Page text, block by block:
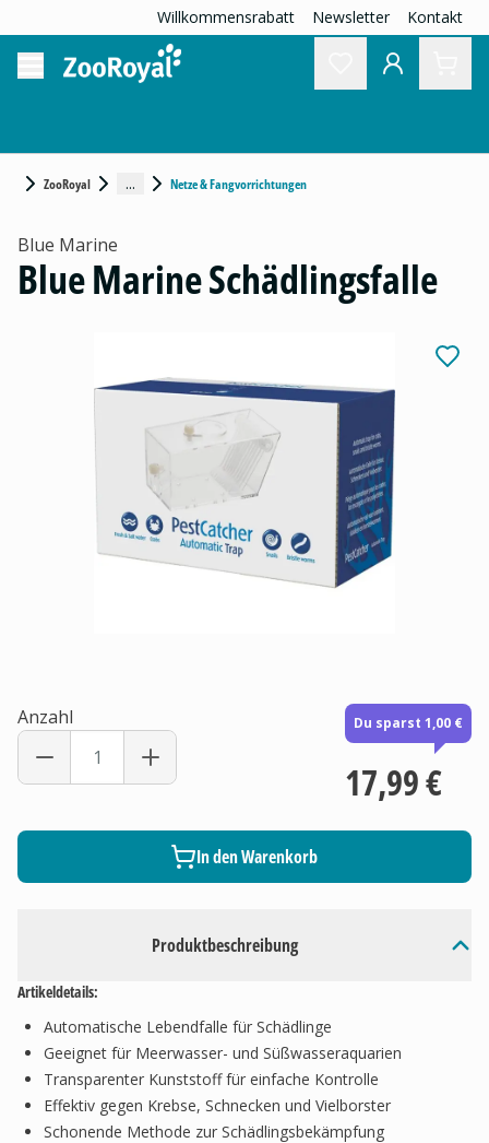
Willkommensrabatt Newsletter Kontakt
ZooRoyal ... Netze & Fangvorrichtungen
Produktbeschreibung
Artikeldetails:
Automatische Lebendfalle für Schädlinge
Geeignet für Meerwasser- und Süßwasseraquarien
Transparenter Kunststoff für einfache Kontrolle
Effektiv gegen Krebse, Schnecken und Vielborster
Schonende Methode zur Schädlingsbekämpfung
Blue Marine
Blue Marine Schädlingsfalle
Anzahl Du sparst 1,00 €
17,99 €
In den Warenkorb